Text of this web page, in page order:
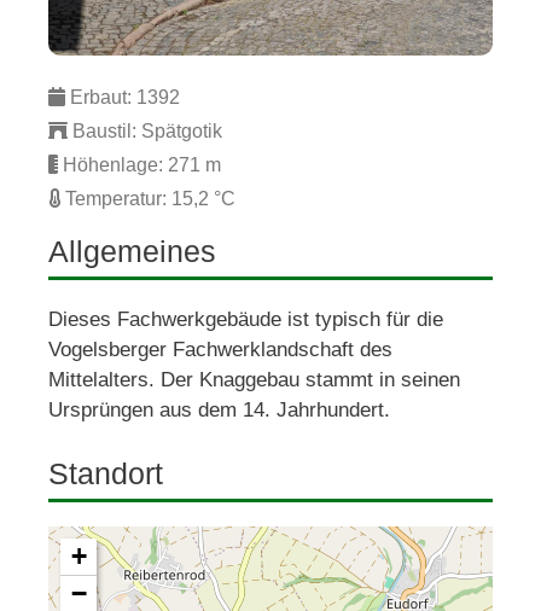
Erbaut: 1392
Baustil: Spätgotik
Höhenlage: 271 m
Temperatur: 15,2 °C
Allgemeines
Dieses Fachwerkgebäude ist typisch für die
Vogelsberger Fachwerklandschaft des
Mittelalters. Der Knaggebau stammt in seinen
Ursprüngen aus dem 14. Jahrhundert.
Standort
+
−